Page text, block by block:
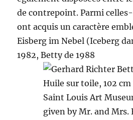
de contrepoint. Parmi
ont acquis un caractère
Eisberg im Nebel (Iceberg
1982, Betty de 1988